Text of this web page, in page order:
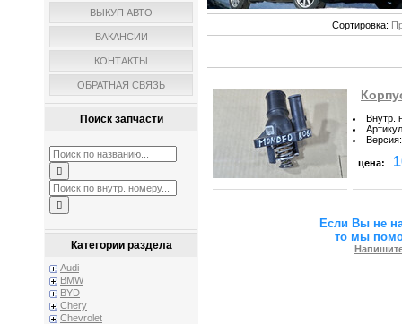
ВЫКУП АВТО
ВАКАНСИИ
КОНТАКТЫ
ОБРАТНАЯ СВЯЗЬ
Поиск запчасти
Категории раздела
Audi
BMW
BYD
Chery
Chevrolet
Сортировка:
Внутр.
Артикул
Версия:
цена:
Если Вы не
то мы